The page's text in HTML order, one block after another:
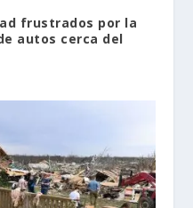
frustrados por la
autos cerca del